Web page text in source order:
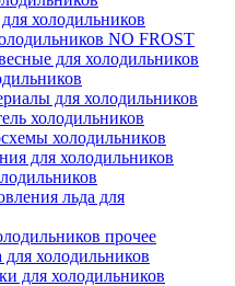
холодильников
NO FROST
для холодильников
для холодильников
холодильников
холодильников
для холодильников
льда для
прочее
для холодильников
для холодильников